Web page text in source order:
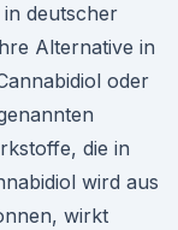
deutscher
Alternative in
oder
die in
wird aus
wirkt